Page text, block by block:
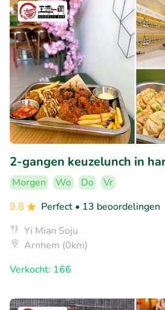
2-gangen keuzelunch in
Morgen Wo Do
Vr
9.8
Perfect • 13 beoordelingen
Yi Mian Soju
Arnhem (0km)
Verkocht: 166